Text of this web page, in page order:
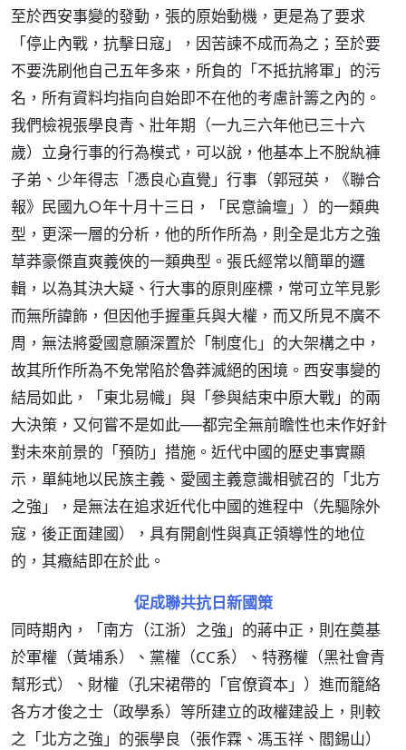
至於西安事變的發動，張的原始動機，更是為了要求
「停止內戰，抗擊日寇」，因苦諫不成而為之；至於要
不要洗刷他自己五年多來，所負的「不抵抗將軍」的污
名，所有資料均指向自始即不在他的考慮計籌之內的。
我們檢視張學良青、壯年期（一九三六年他已三十六
歲）立身行事的行為模式，可以說，他基本上不脫紈褲
子弟、少年得志「憑良心直覺」行事（郭冠英，《聯合
報》民國九○年十月十三日，「民意論壇」）的一類典
型，更深一層的分析，他的所作所為，則全是北方之強
草莽豪傑直爽義俠的一類典型。張氏經常以簡單的邏
輯，以為其決大疑、行大事的原則座標，常可立竿見影
而無所諱飾，但因他手握重兵與大權，而又所見不廣不
周，無法將愛國意願深置於「制度化」的大架構之中，
故其所作所為不免常陷於魯莽滅絕的困境。西安事變的
結局如此，「東北易幟」與「參與結束中原大戰」的兩
大決策，又何嘗不是如此──都完全無前瞻性也未作好針
對未來前景的「預防」措施。近代中國的歷史事實顯
示，單純地以民族主義、愛國主義意識相號召的「北方
之強」，是無法在追求近代化中國的進程中（先驅除外
寇，後正面建國），具有開創性與真正領導性的地位
的，其癥結即在於此。
促成聯共抗日新國策
同時期內，「南方（江浙）之強」的蔣中正，則在奠基
於軍權（黃埔系）、黨權（CC系）、特務權（黑社會青
幫形式）、財權（孔宋裙帶的「官僚資本」）進而籠絡
各方才俊之士（政學系）等所建立的政權建設上，則較
之「北方之強」的張學良（張作霖、馮玉祥、閻錫山）